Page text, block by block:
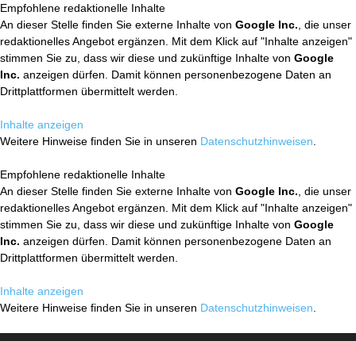
Empfohlene redaktionelle Inhalte
An dieser Stelle finden Sie externe Inhalte von Google Inc. , die unser
redaktionelles Angebot ergänzen. Mit dem Klick auf "Inhalte anzeigen"
stimmen Sie zu, dass wir diese und zukünftige Inhalte von Google
Inc. anzeigen dürfen. Damit können personenbezogene Daten an
Drittplattformen übermittelt werden.
Inhalte anzeigen
Weitere Hinweise finden Sie in unseren Datenschutzhinweisen
Empfohlene redaktionelle Inhalte
An dieser Stelle finden Sie externe Inhalte von Google Inc. , die unser
redaktionelles Angebot ergänzen. Mit dem Klick auf "Inhalte anzeigen"
stimmen Sie zu, dass wir diese und zukünftige Inhalte von Google
Inc. anzeigen dürfen. Damit können personenbezogene Daten an
Drittplattformen übermittelt werden.
Inhalte anzeigen
Weitere Hinweise finden Sie in unseren Datenschutzhinweisen